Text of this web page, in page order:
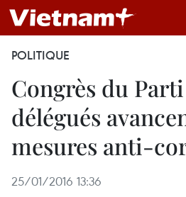
POLITIQUE
Congrès du
délégués
mesures anti-
25/01/2016 13:36